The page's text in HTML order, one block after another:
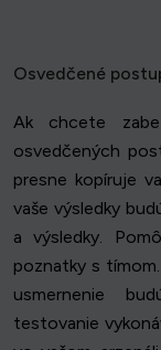
Osvedčené
Ak chcete
osvedčených
presne kopíruje
vaše výsledky
a výsledky.
poznatky s
usmernenie
testovanie